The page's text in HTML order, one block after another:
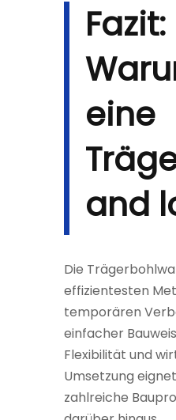
Fazit:
eine
and
Die
effizientesten
temporären
einfacher
Flexibilität und
Umsetzung
zahlreiche